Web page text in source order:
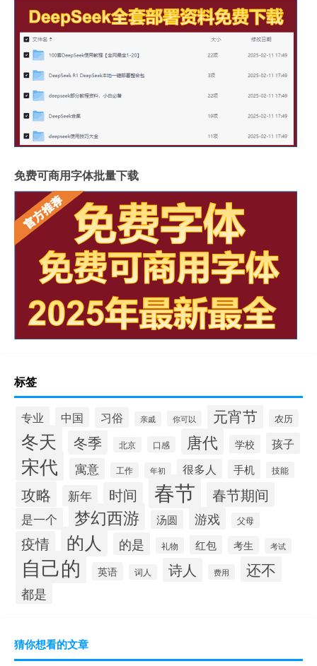
免费可商用字体批量下载
标签
专业 中国 习俗 亲戚 你可以 元宵节 农历
冬天 冬季 北京 口感 唐代 学校 孩子
宋代 寓意 工作 年初 很多人 手机 技能
攻略 新年 时间 春节 春节期间
是一个 梦幻西游 汤圆 游戏 父母
疫情 的人 的是 礼物 红包 考生 考试
自己的 英语 词人 诗人 费用 还不
都是
猜你想看的文章